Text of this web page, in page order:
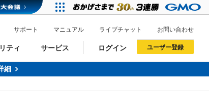
ティ サービス
サポート マニュアル ライブチャット お問い合わせ
ログイン
の機能を使う方
ユーザー登録
の機能を使う方
細